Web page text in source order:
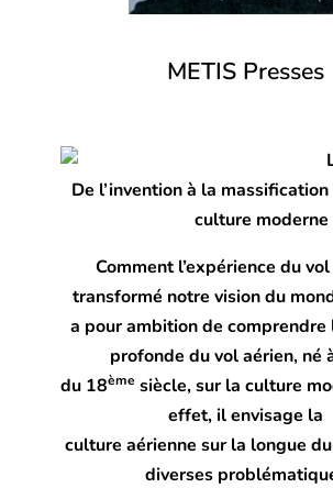
METIS Presses
De l’invention à la massification
culture moderne
Comment l’expérience du
transformé notre vision du
a pour ambition de comprendre
profonde du vol aérien, né
du 18ème siècle, sur la culture
effet, il envisage la
culture aérienne sur la longue
diverses